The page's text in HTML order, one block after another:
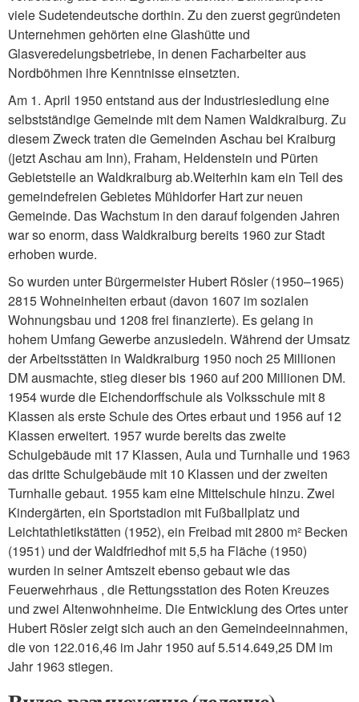
viele Sudetendeutsche dorthin. Zu den zuerst gegründeten
Unternehmen gehörten eine Glashütte und
Glasveredelungsbetriebe, in denen Facharbeiter aus
Nordböhmen ihre Kenntnisse einsetzten.
Am 1. April 1950 entstand aus der Industriesiedlung eine
selbstständige Gemeinde mit dem Namen Waldkraiburg. Zu
diesem Zweck traten die Gemeinden Aschau bei Kraiburg
(jetzt Aschau am Inn), Fraham, Heldenstein und Pürten
Gebietsteile an Waldkraiburg ab.Weiterhin kam ein Teil des
gemeindefreien Gebietes Mühldorfer Hart zur neuen
Gemeinde. Das Wachstum in den darauf folgenden Jahren
war so enorm, dass Waldkraiburg bereits 1960 zur Stadt
erhoben wurde.
So wurden unter Bürgermeister Hubert Rösler (1950–1965)
2815 Wohneinheiten erbaut (davon 1607 im sozialen
Wohnungsbau und 1208 frei finanzierte). Es gelang in
hohem Umfang Gewerbe anzusiedeln. Während der Umsatz
der Arbeitsstätten in Waldkraiburg 1950 noch 25 Millionen
DM ausmachte, stieg dieser bis 1960 auf 200 Millionen DM.
1954 wurde die Eichendorffschule als Volksschule mit 8
Klassen als erste Schule des Ortes erbaut und 1956 auf 12
Klassen erweitert. 1957 wurde bereits das zweite
Schulgebäude mit 17 Klassen, Aula und Turnhalle und 1963
das dritte Schulgebäude mit 10 Klassen und der zweiten
Turnhalle gebaut. 1955 kam eine Mittelschule hinzu. Zwei
Kindergärten, ein Sportstadion mit Fußballplatz und
Leichtathletikstätten (1952), ein Freibad mit 2800 m² Becken
(1951) und der Waldfriedhof mit 5,5 ha Fläche (1950)
wurden in seiner Amtszeit ebenso gebaut wie das
Feuerwehrhaus , die Rettungsstation des Roten Kreuzes
und zwei Altenwohnheime. Die Entwicklung des Ortes unter
Hubert Rösler zeigt sich auch an den Gemeindeeinnahmen,
die von 122.016,46 im Jahr 1950 auf 5.514.649,25 DM im
Jahr 1963 stiegen.